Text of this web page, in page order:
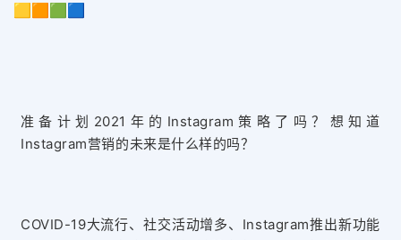
🟨🟧🟩🟦
准备计划2021年的Instagram策略了吗？想知道
Instagram营销的未来是什么样的吗？
COVID-19大流行、社交活动增多、Instagram推出新功能